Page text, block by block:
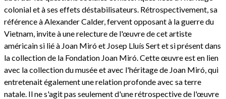
colonial et à ses effets déstabilisateurs. Rétrospectivement, sa
référence à Alexander Calder, fervent opposant à la guerre du
Vietnam, invite à une relecture de l'œuvre de cet artiste
américain si lié à Joan Miró et Josep Lluís Sert et si présent dans
la collection de la Fondation Joan Miró. Cette œuvre est en lien
avec la collection du musée et avec l'héritage de Joan Miró, qui
entretenait également une relation profonde avec sa terre
natale. Il ne s'agit pas seulement d'une rétrospective de l'œuvre